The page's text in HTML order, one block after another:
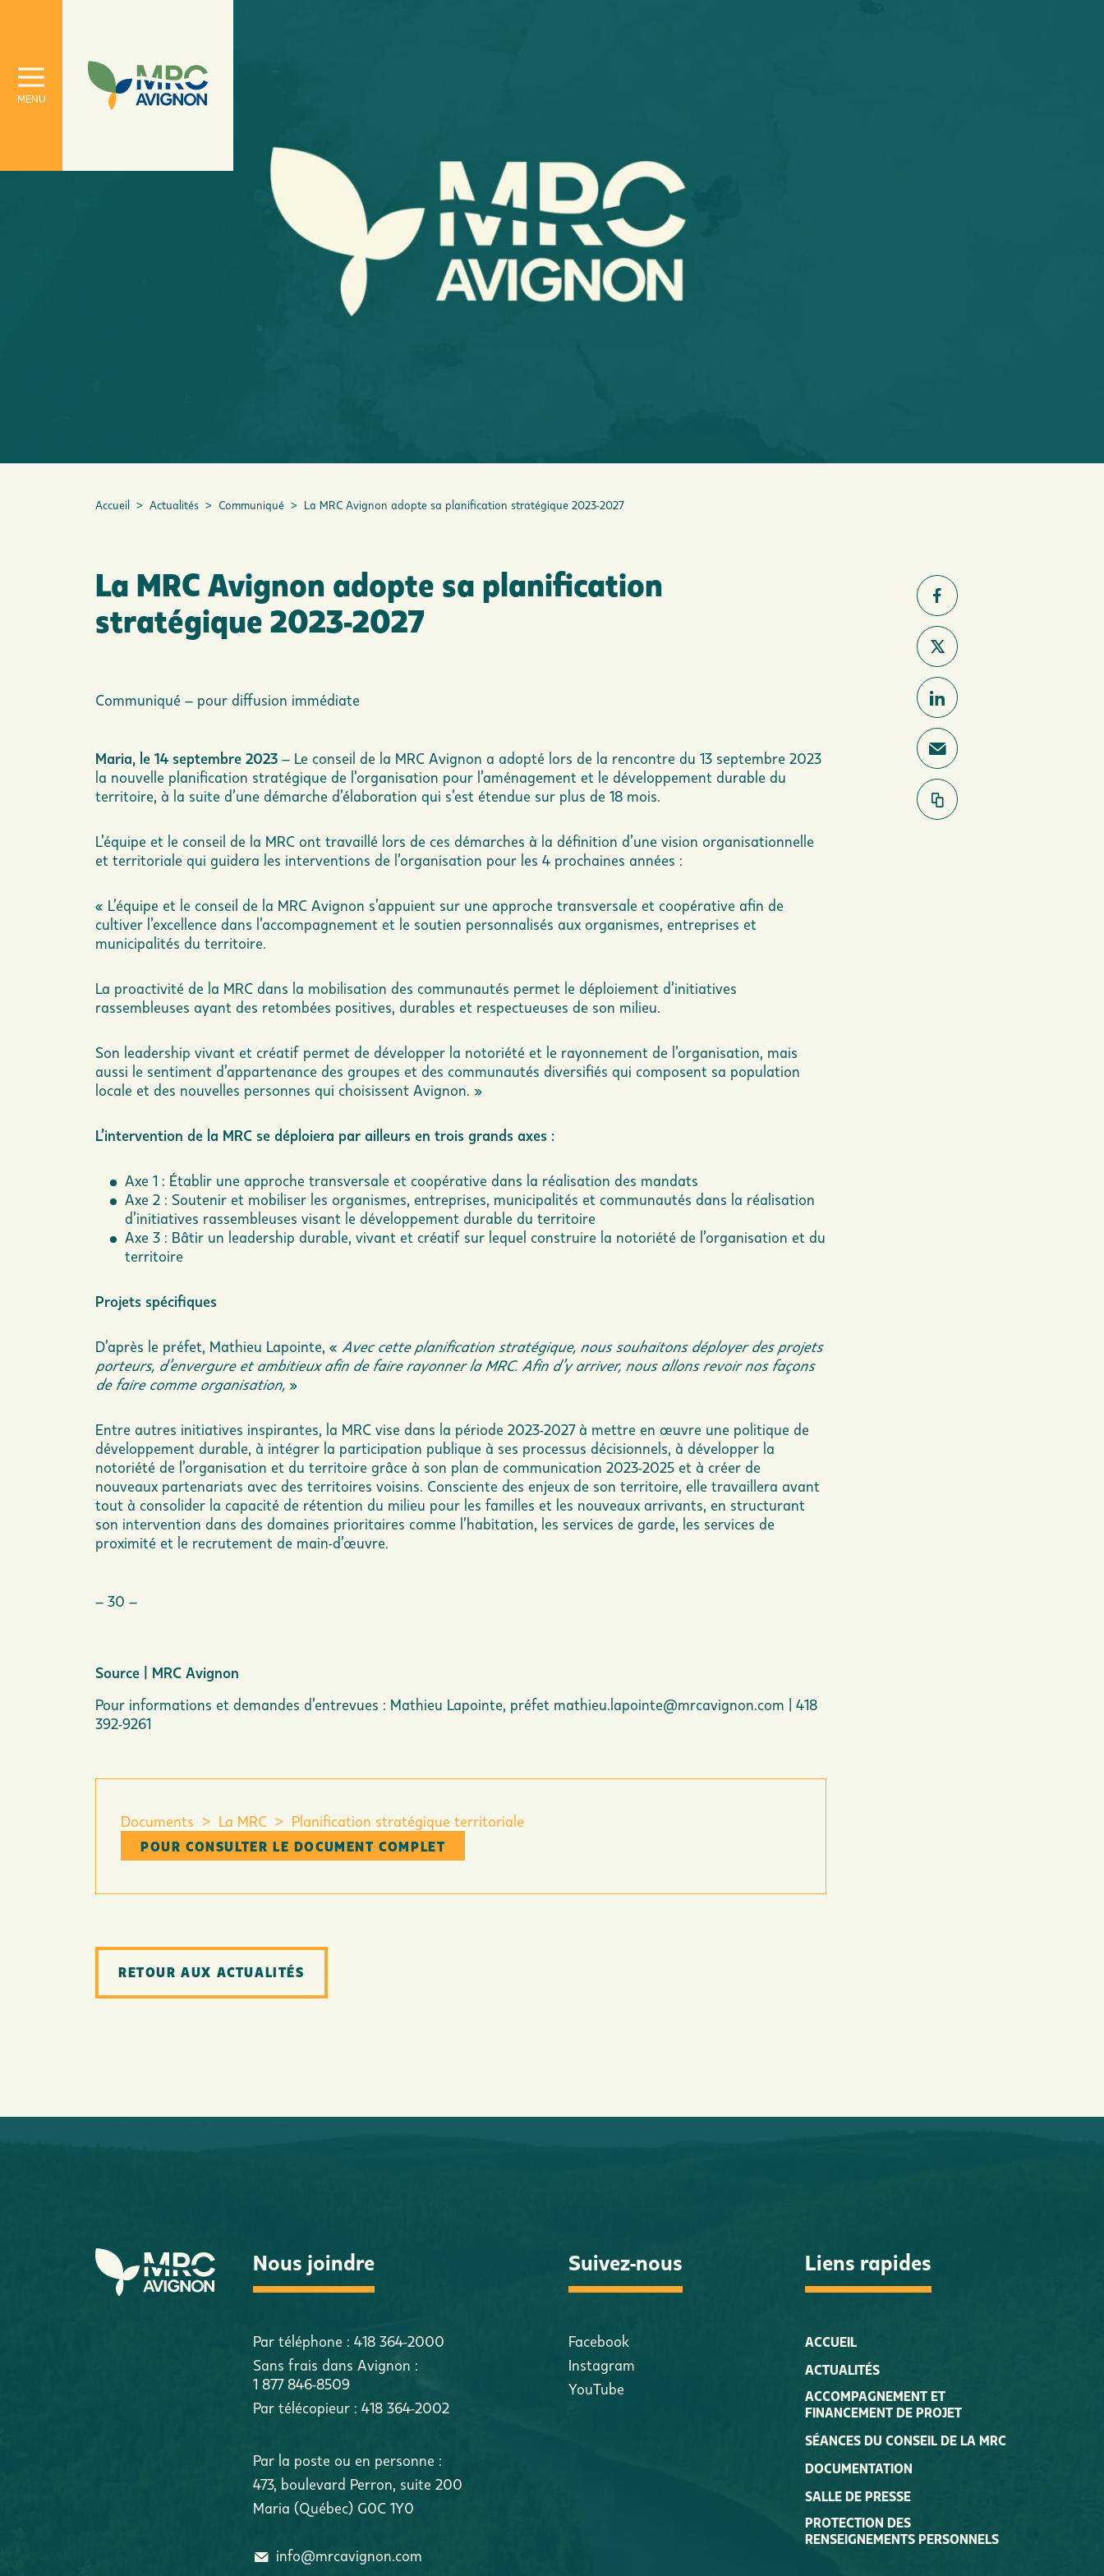
Le conseil de la MRC
Accueil > Actualités > Communiqué > La MRC Avignon adopte sa planification stratégique 2023-2027
La MRC Avignon adopte sa planification
stratégique 2023-2027
Communiqué – pour diffusion immédiate
Maria, le 14 septembre 2023 – Le conseil de la MRC Avignon a adopté lors de la rencontre du 13 septembre 2023
la nouvelle planification stratégique de l’organisation pour l’aménagement et le développement durable du
territoire, à la suite d’une démarche d’élaboration qui s’est étendue sur plus de 18 mois.
L’équipe et le conseil de la MRC ont travaillé lors de ces démarches à la définition d’une vision organisationnelle
et territoriale qui guidera les interventions de l’organisation pour les 4 prochaines années :
« L’équipe et le conseil de la MRC Avignon s’appuient sur une approche transversale et coopérative afin de
cultiver l’excellence dans l’accompagnement et le soutien personnalisés aux organismes, entreprises et
municipalités du territoire.
La proactivité de la MRC dans la mobilisation des communautés permet le déploiement d’initiatives
rassembleuses ayant des retombées positives, durables et respectueuses de son milieu.
Son leadership vivant et créatif permet de développer la notoriété et le rayonnement de l’organisation, mais
aussi le sentiment d’appartenance des groupes et des communautés diversifiés qui composent sa population
locale et des nouvelles personnes qui choisissent Avignon. »
L’intervention de la MRC se déploiera par ailleurs en trois grands axes :
Axe 1 : Établir une approche transversale et coopérative dans la réalisation des mandats
Axe 2 : Soutenir et mobiliser les organismes, entreprises, municipalités et communautés dans la réalisation
d’initiatives rassembleuses visant le développement durable du territoire
Axe 3 : Bâtir un leadership durable, vivant et créatif sur lequel construire la notoriété de l’organisation et du
territoire
Projets spécifiques
D’après le préfet, Mathieu Lapointe, « Avec cette planification stratégique, nous souhaitons déployer des projets
porteurs, d’envergure et ambitieux afin de faire rayonner la MRC. Afin d’y arriver, nous allons revoir nos façons
de faire comme organisation, »
Entre autres initiatives inspirantes, la MRC vise dans la période 2023-2027 à mettre en œuvre une politique de
développement durable, à intégrer la participation publique à ses processus décisionnels, à développer la
notoriété de l’organisation et du territoire grâce à son plan de communication 2023-2025 et à créer de
nouveaux partenariats avec des territoires voisins. Consciente des enjeux de son territoire, elle travaillera avant
tout à consolider la capacité de rétention du milieu pour les familles et les nouveaux arrivants, en structurant
son intervention dans des domaines prioritaires comme l’habitation, les services de garde, les services de
proximité et le recrutement de main-d’œuvre.
– 30 –
Source | MRC Avignon
Pour informations et demandes d’entrevues : Mathieu Lapointe, préfet mathieu.lapointe@mrcavignon.com | 418
392-9261
Documents > La MRC > Planification stratégique territoriale
POUR CONSULTER LE DOCUMENT COMPLET
RETOUR AUX ACTUALITÉS
Nous joindre
Par téléphone : 418 364-2000
Sans frais dans Avignon :
1 877 846-8509
Par télécopieur : 418 364-2002
Par la poste ou en personne :
473, boulevard Perron, suite 200
Maria (Québec) G0C 1Y0
info@mrcavignon.com
Suivez-nous
Facebook
Instagram
YouTube
Liens rapides
ACCUEIL
ACTUALITÉS
ACCOMPAGNEMENT ET
FINANCEMENT DE PROJET
SÉANCES DU CONSEIL DE LA MRC
DOCUMENTATION
SALLE DE PRESSE
PROTECTION DES
RENSEIGNEMENTS PERSONNELS